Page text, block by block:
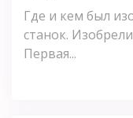
Где и кем был
станок.
Первая...